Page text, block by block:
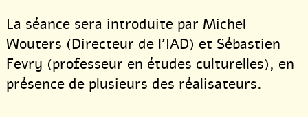
La séance sera introduite par Michel
Wouters (Directeur de l’IAD) et Sébastien
Fevry (professeur en études culturelles), en
présence de plusieurs des réalisateurs.